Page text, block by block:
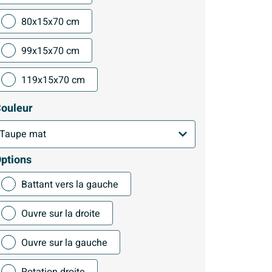
80x15x70 cm
99x15x70 cm
119x15x70 cm
Battant vers la gauche
Ouvre sur la droite
Ouvre sur la gauche